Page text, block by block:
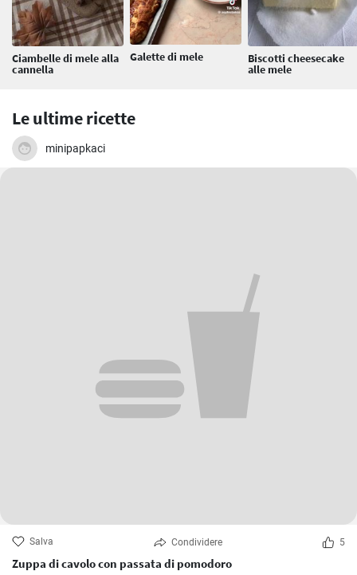
Ciambelle di mele alla
cannella
Galette di mele Biscotti cheesecake
alle mele
Le ultime ricette
minipapkaci
Salva Condividere 5
Zuppa di cavolo con passata di pomodoro